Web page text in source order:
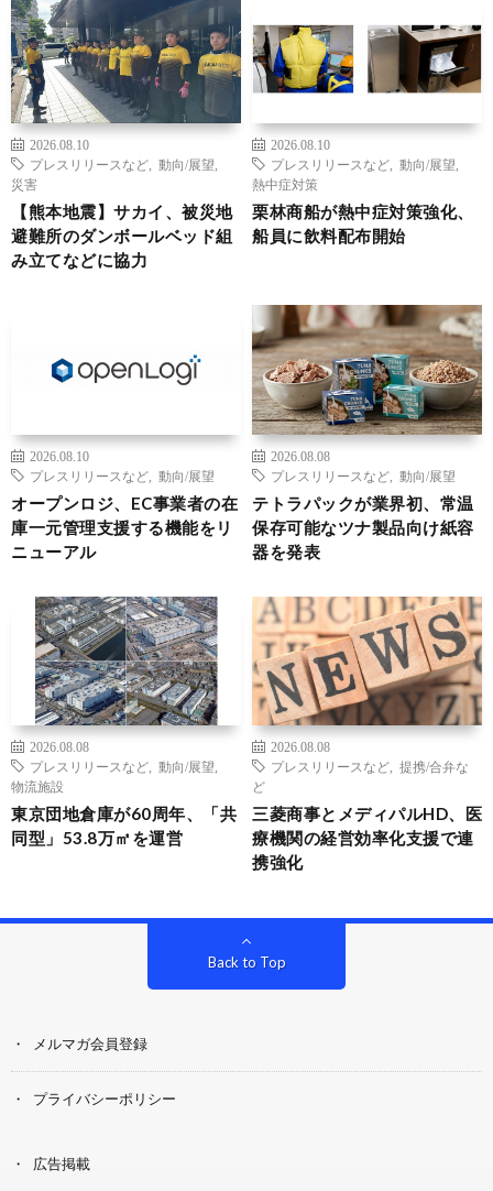
2026.08.10
プレスリリースなど
動向/展望
災害
【熊本地震】サカイ、被災地
避難所のダンボールベッド組
み立てなどに協力
2026.08.10
プレスリリースなど
動向/展望
熱中症対策
栗林商船が熱中症対策強化、
船員に飲料配布開始
2026.08.10
プレスリリースなど
動向/展望
オープンロジ、EC事業者の在
庫一元管理支援する機能をリ
ニューアル
2026.08.08
プレスリリースなど
動向/展望
テトラパックが業界初、常温
保存可能なツナ製品向け紙容
器を発表
2026.08.08
プレスリリースなど
動向/展望
物流施設
東京団地倉庫が60周年、「共
同型」53.8万㎡を運営
2026.08.08
プレスリリースなど
提携/合弁な
ど
三菱商事とメディパルHD、医
療機関の経営効率化支援で連
携強化
Back to Top
メルマガ会員登録
プライバシーポリシー
広告掲載